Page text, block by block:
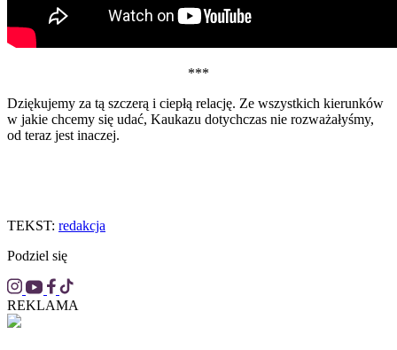
***
Dziękujemy za tą szczerą i ciepłą relację. Ze wszystkich kierunków
w jakie chcemy się udać, Kaukazu dotychczas nie rozważałyśmy,
od teraz jest inaczej.
TEKST: redakcja
Podziel się
REKLAMA